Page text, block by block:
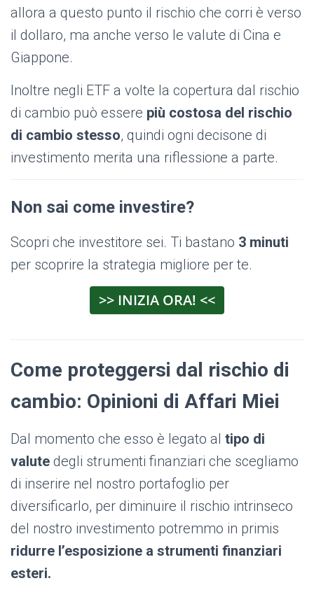
allora a questo punto il rischio che corri è verso
il dollaro, ma anche verso le valute di Cina e
Giappone.
Inoltre negli ETF a volte la copertura dal rischio
di cambio può essere più costosa del rischio
di cambio stesso, quindi ogni decisone di
investimento merita una riflessione a parte.
Non sai come investire?
Scopri che investitore sei. Ti bastano 3 minuti
per scoprire la strategia migliore per te.
>> INIZIA ORA! <<
Come proteggersi dal rischio di
cambio: Opinioni di Affari Miei
Dal momento che esso è legato al tipo di
valute degli strumenti finanziari che scegliamo
di inserire nel nostro portafoglio per
diversificarlo, per diminuire il rischio intrinseco
del nostro investimento potremmo in primis
ridurre l’esposizione a strumenti finanziari
esteri.